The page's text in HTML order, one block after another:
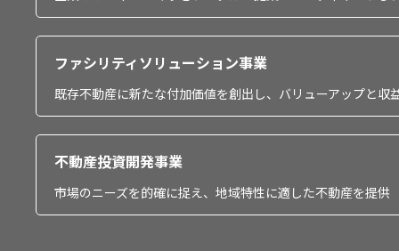
ファシリティソリューション事業
既存不動産に新たな付加価値を創出し、バリューアップと収
不動産投資開発事業
市場のニーズを的確に捉え、地域特性に適した不動産を提供